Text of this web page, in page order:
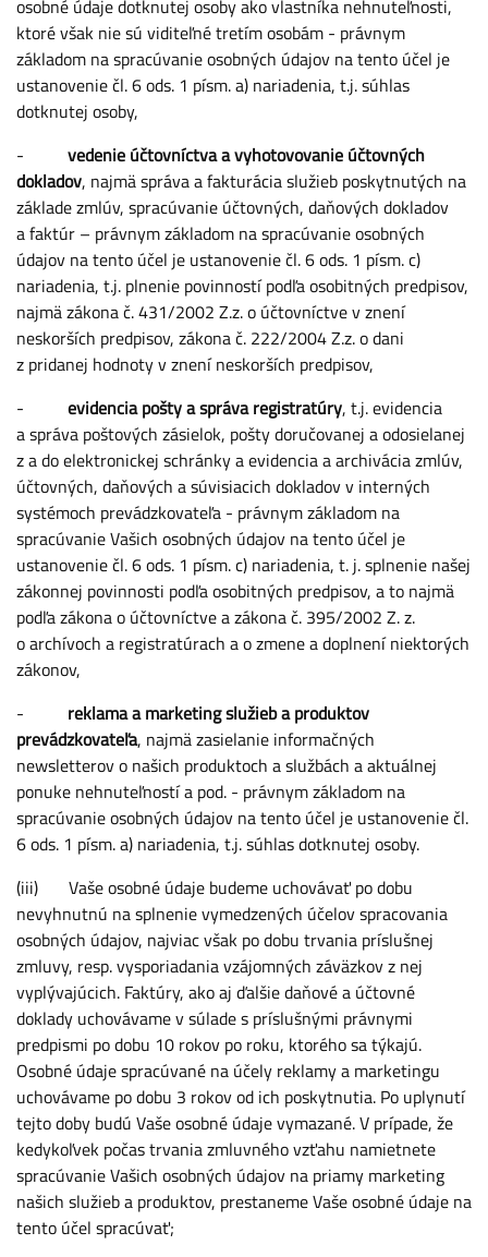
osobné údaje dotknutej osoby ako vlastníka nehnuteľnosti,
ktoré však nie sú viditeľné tretím osobám - právnym
základom na spracúvanie osobných údajov na tento účel je
ustanovenie čl. 6 ods. 1 písm. a) nariadenia, t.j. súhlas
dotknutej osoby,
- vedenie účtovníctva a vyhotovovanie účtovných
dokladov, najmä správa a fakturácia služieb poskytnutých na
základe zmlúv, spracúvanie účtovných, daňových dokladov
a faktúr – právnym základom na spracúvanie osobných
údajov na tento účel je ustanovenie čl. 6 ods. 1 písm. c)
nariadenia, t.j. plnenie povinností podľa osobitných predpisov,
najmä zákona č. 431/2002 Z.z. o účtovníctve v znení
neskorších predpisov, zákona č. 222/2004 Z.z. o dani
z pridanej hodnoty v znení neskorších predpisov,
- evidencia pošty a správa registratúry, t.j. evidencia
a správa poštových zásielok, pošty doručovanej a odosielanej
z a do elektronickej schránky a evidencia a archivácia zmlúv,
účtovných, daňových a súvisiacich dokladov v interných
systémoch prevádzkovateľa - právnym základom na
spracúvanie Vašich osobných údajov na tento účel je
ustanovenie čl. 6 ods. 1 písm. c) nariadenia, t. j. splnenie našej
zákonnej povinnosti podľa osobitných predpisov, a to najmä
podľa zákona o účtovníctve a zákona č. 395/2002 Z. z.
o archívoch a registratúrach a o zmene a doplnení niektorých
zákonov,
- reklama a marketing služieb a produktov
prevádzkovateľa, najmä zasielanie informačných
newsletterov o našich produktoch a službách a aktuálnej
ponuke nehnuteľností a pod. - právnym základom na
spracúvanie osobných údajov na tento účel je ustanovenie čl.
6 ods. 1 písm. a) nariadenia, t.j. súhlas dotknutej osoby.
(iii) Vaše osobné údaje budeme uchovávať po dobu
nevyhnutnú na splnenie vymedzených účelov spracovania
osobných údajov, najviac však po dobu trvania príslušnej
zmluvy, resp. vysporiadania vzájomných záväzkov z nej
vyplývajúcich. Faktúry, ako aj ďalšie daňové a účtovné
doklady uchovávame v súlade s príslušnými právnymi
predpismi po dobu 10 rokov po roku, ktorého sa týkajú.
Osobné údaje spracúvané na účely reklamy a marketingu
uchovávame po dobu 3 rokov od ich poskytnutia. Po uplynutí
tejto doby budú Vaše osobné údaje vymazané. V prípade, že
kedykoľvek počas trvania zmluvného vzťahu namietnete
spracúvanie Vašich osobných údajov na priamy marketing
našich služieb a produktov, prestaneme Vaše osobné údaje na
tento účel spracúvať;